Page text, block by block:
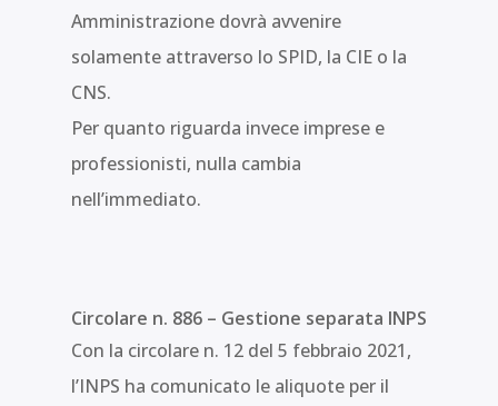
Amministrazione dovrà avvenire
solamente attraverso lo SPID, la CIE o la
CNS.
Per quanto riguarda invece imprese e
professionisti, nulla cambia
nell’immediato.
Circolare n. 886 – Gestione separata INPS
Con la circolare n. 12 del 5 febbraio 2021,
l’INPS ha comunicato le aliquote per il